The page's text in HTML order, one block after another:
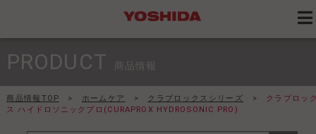
PRODUCT 商品情報
商品情報TOP > ホームケア > クラプロックスシリーズ >
クラプロッ
ス ハイドロソニックプロ(CURAPROX HYDROSONIC PRO)